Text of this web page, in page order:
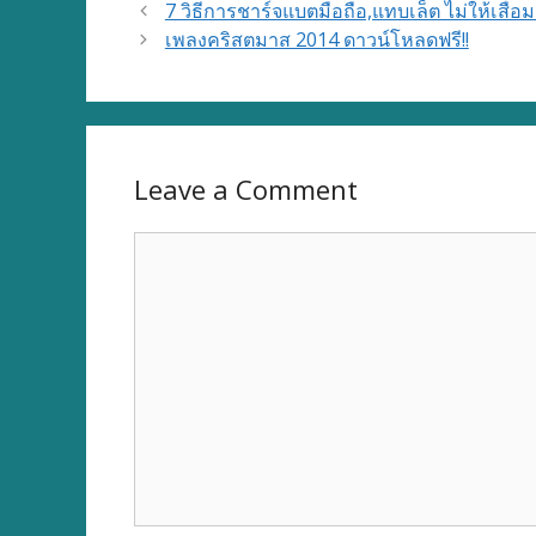
7 วิธีการชาร์จแบตมือถือ,แทบเล็ต ไม่ให้เสื่อม
เพลงคริสตมาส 2014 ดาวน์โหลดฟรี!!
Leave a Comment